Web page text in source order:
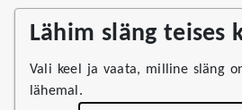
Lähim släng teises
Vali keel ja vaata, milline släng
lähemal.